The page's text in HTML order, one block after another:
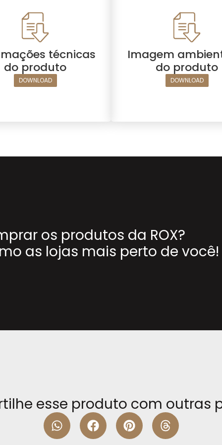
técnicas
do produto
DOWNLOAD
Imagem
do produto
DOWNLOAD
os produtos da ROX?
as lojas mais perto de você!
esse produto com outras